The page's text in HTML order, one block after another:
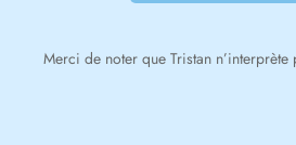
Merci de noter que Tristan n’interprète